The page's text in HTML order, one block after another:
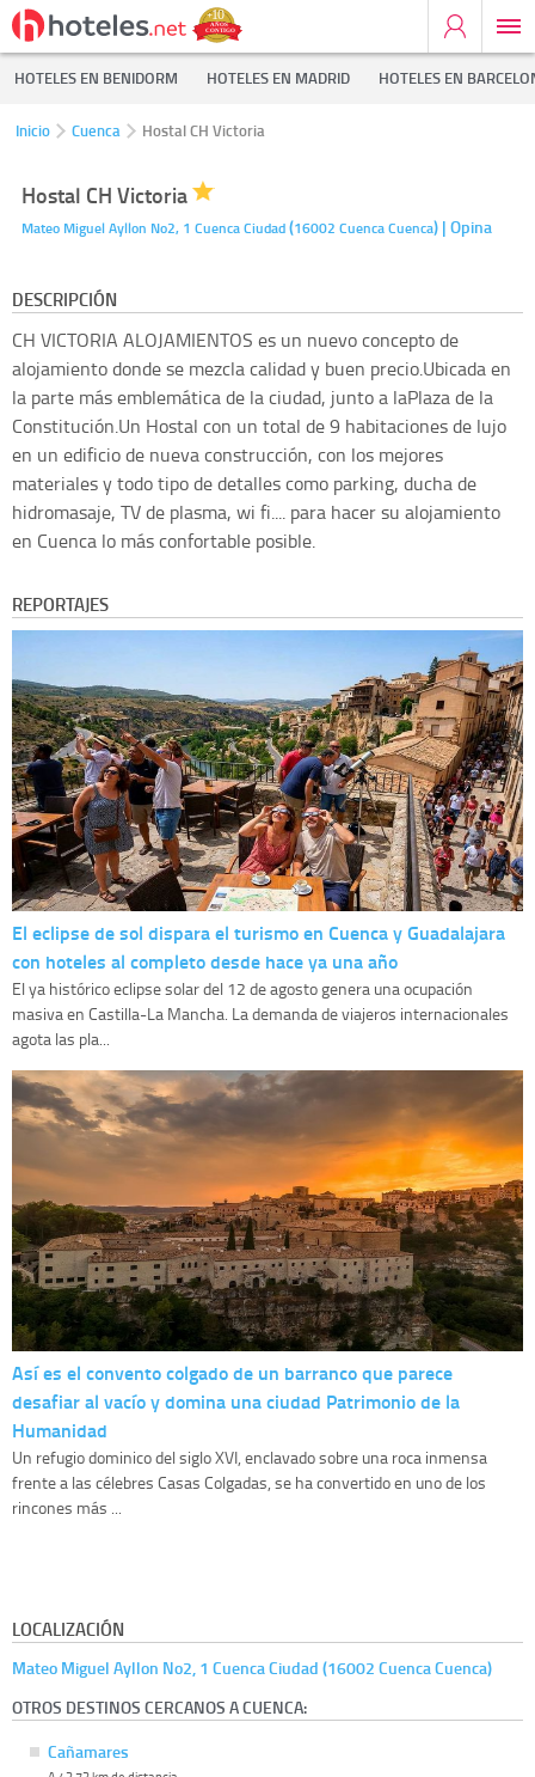
HOTELES EN BENIDORM HOTELES EN MADRID HOTELES EN
Inicio Cuenca Hostal CH Victoria
Hostal CH Victoria
Mateo Miguel Ayllon No2, 1 Cuenca Ciudad(16002 CuencaCuenca) | Opina
DESCRIPCIÓN
CH VICTORIA ALOJAMIENTOS es un nuevo concepto de
alojamiento donde se mezcla calidad y buen precio.Ubicada en
la parte más emblemática de la ciudad, junto a laPlaza de la
Constitución.Un Hostal con un total de 9 habitaciones de lujo
en un edificio de nueva construcción, con los mejores
materiales y todo tipo de detalles como parking, ducha de
hidromasaje, TV de plasma, wi fi.... para hacer su alojamiento
en Cuenca lo más confortable posible.
REPORTAJES
El eclipse de sol dispara el turismo en Cuenca y Guadalajara
con hoteles al completo desde hace ya una año
El ya histórico eclipse solar del 12 de agosto genera una ocupación
masiva en Castilla-La Mancha. La demanda de viajeros internacionales
agota las pla...
Así es el convento colgado de un barranco que parece
desafiar al vacío y domina una ciudad Patrimonio de la
Humanidad
Un refugio dominico del siglo XVI, enclavado sobre una roca inmensa
frente a las célebres Casas Colgadas, se ha convertido en uno de los
rincones más ...
LOCALIZACIÓN
Mateo Miguel Ayllon No2, 1 Cuenca Ciudad (16002 Cuenca Cuenca)
OTROS DESTINOS CERCANOS A CUENCA:
Cañamares